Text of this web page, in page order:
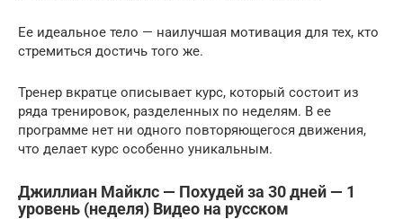
Ее идеальное тело — наилучшая мотивация для тех, кто
стремиться достичь того же.
Тренер вкратце описывает курс, который состоит из
ряда тренировок, разделенных по неделям. В ее
программе нет ни одного повторяющегося движения,
что делает курс особенно уникальным.
Джиллиан Майклс — Похудей за 30 дней — 1
уровень (неделя) Видео на русском